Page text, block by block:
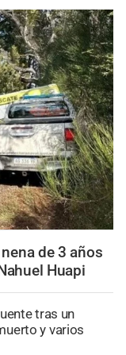
de 3 años
Huapi
tras un
y varios